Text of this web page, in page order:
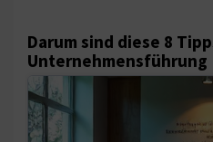
Darum sind diese 8
Unternehmensführung